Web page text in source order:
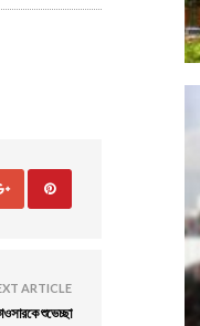
ARTICLE
শুভেচ্ছা